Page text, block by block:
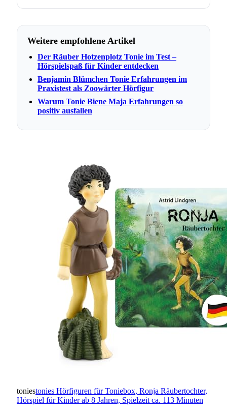
Weitere empfohlene Artikel
Der Räuber Hotzenplotz Tonie im Test –
Hörspielspaß für Kinder entdecken
Benjamin Blümchen Tonie Erfahrungen im
Praxistest als Zoowärter Hörfigur
Warum Tonie Biene Maja Erfahrungen so
positiv ausfallen
toniestonies Hörfiguren für Toniebox, Ronja Räubertochter,
Hörspiel für Kinder ab 8 Jahren, Spielzeit ca. 113 Minuten